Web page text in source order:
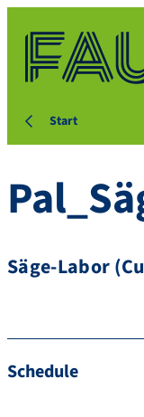
Start
Säge-Labor
Schedule